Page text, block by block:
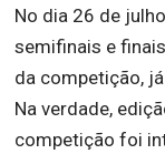
No dia 26 de
semifinais e
da competição,
Na verdade,
competição foi